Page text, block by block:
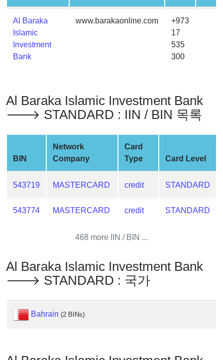
Credit
Card
Generator
Generate
BIN
Credit
Service
What
My
IP
Lookup
IP
Checker
Al Baraka
Islamic
Investment
Bank
www.barakaonline.com
+973
17
535
300
Al Baraka Islamic Investment Bank
🡒 STANDARD : IIN / BIN 목록
BIN
Network
Company
Card
Type
Card Level
543719 MASTERCARD credit STANDARD
543774 MASTERCARD credit STANDARD
468 more IIN / BIN ...
Al Baraka Islamic Investment Bank
🡒 STANDARD : 국가
Bahrain (2 BINs)